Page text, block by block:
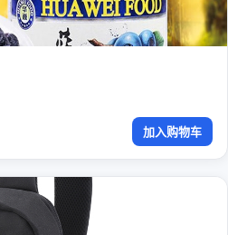
加入购物车